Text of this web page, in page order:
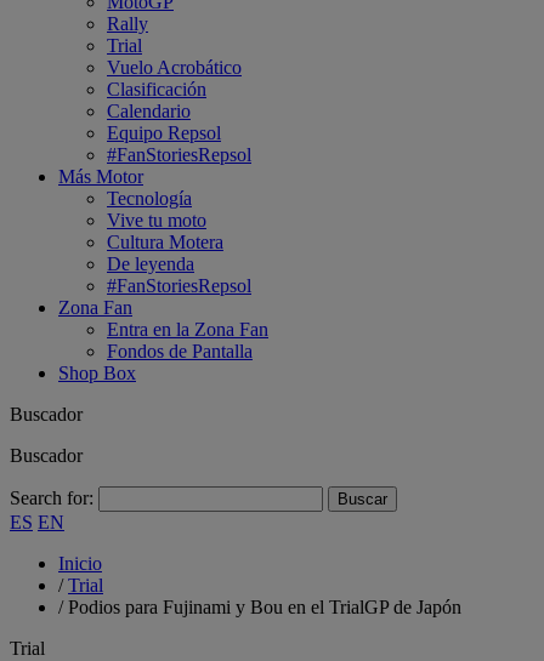
Rally
Trial
Vuelo Acrobático
Clasificación
Calendario
Equipo Repsol
#FanStoriesRepsol
Más Motor
Tecnología
Vive tu moto
Cultura Motera
De leyenda
#FanStoriesRepsol
Zona Fan
Entra en la Zona Fan
Fondos de Pantalla
Shop Box
Buscador
Buscador
Search for:
ES EN
Inicio
/Trial
/Podios para Fujinami y Bou en el TrialGP de Japón
Trial